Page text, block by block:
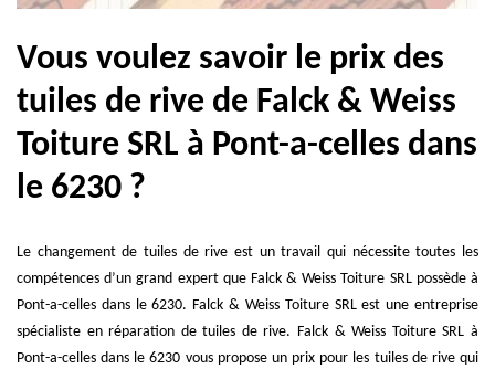
Vous voulez savoir le prix des
tuiles de rive de Falck & Weiss
Toiture SRL à Pont-a-celles dans
le 6230 ?
Le changement de tuiles de rive est un travail qui nécessite toutes les
compétences d’un grand expert que Falck & Weiss Toiture SRL possède à
Pont-a-celles dans le 6230. Falck & Weiss Toiture SRL est une entreprise
spécialiste en réparation de tuiles de rive. Falck & Weiss Toiture SRL à
Pont-a-celles dans le 6230 vous propose un prix pour les tuiles de rive qui